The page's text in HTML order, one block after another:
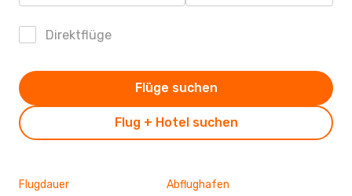
Direktflüge
Flug + Hotel suchen
Flüge suchen
Flugdauer Abflughafen